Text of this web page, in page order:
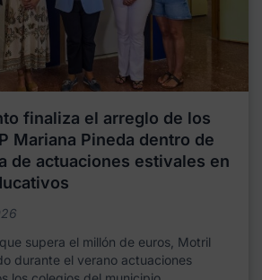
finaliza el arreglo de los
Mariana Pineda dentro de
de actuaciones estivales en
supera el millón de euros, Motril
durante el verano actuaciones